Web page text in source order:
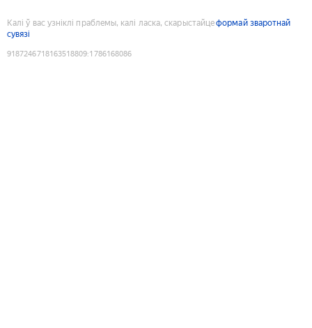
Калі ў вас узніклі праблемы, калі ласка, скарыстайцеформай зваротнай
сувязі
9187246718163518809:1786168086